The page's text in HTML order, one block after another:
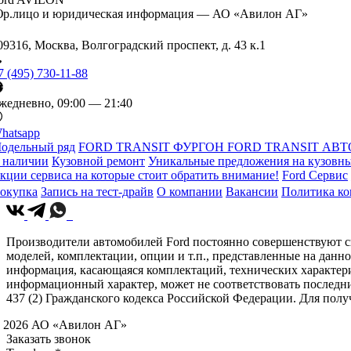
и юридическая информация — АО «Авилон АГ»
Москва, Волгоградский проспект, д. 43 к.1
(495) 730-11-88
09:00 — 21:40
ряд FORD TRANSIT ФУРГОН FORD TRANSIT
Кузовной ремонт Уникальные предложения на
сервиса на которые стоит обратить внимание! Ford Сервис
Запись на тест-драйв О компании Вакансии Политика
Производители автомобилей Ford постоянно
моделей, комплектации, опции и т.п., представленные на
информация, касающаяся комплектаций, технических
информационный характер, может не соответствовать
437 (2) Гражданского кодекса Российской Федерации. Для
АО «Авилон АГ»
Заказать звонок